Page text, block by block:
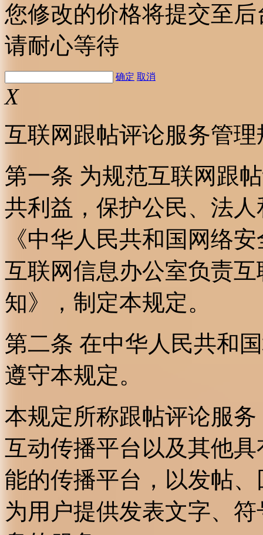
您修改的价格将提交至
请耐心等待
确定 取消
X
互联网跟帖评论服务管理
第一条 为规范互联网跟
共利益，保护公民、法
《中华人民共和国网络
互联网信息办公室负责
知》，制定本规定。
第二条 在中华人民共和
遵守本规定。
本规定所称跟帖评论服
互动传播平台以及其他
能的传播平台，以发帖
为用户提供发表文字、